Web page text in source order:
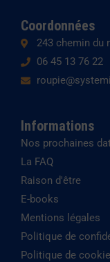
Coordonnées
243 chemin du
06 45 13 76 22
Informations
Nos prochaines
La FAQ
Raison d'être
E-books
Mentions légales
Politique de
Politique de